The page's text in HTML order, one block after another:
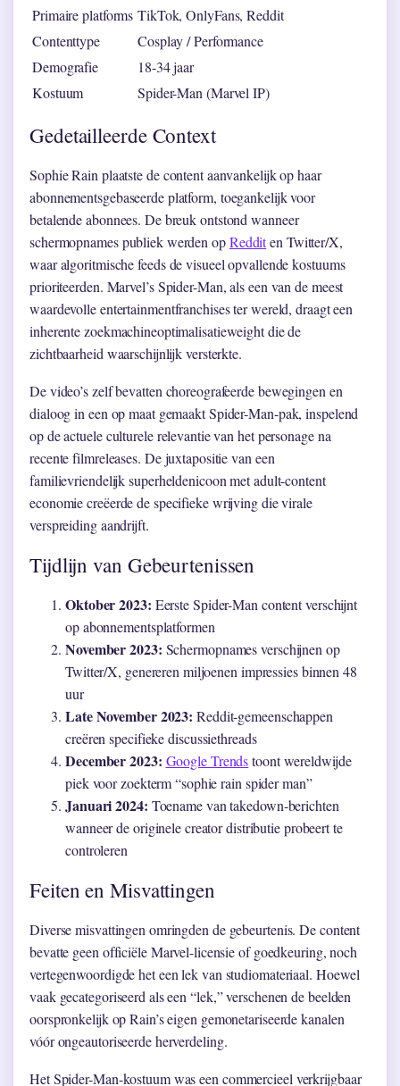
Primaire platforms TikTok, OnlyFans, Reddit
Contenttype
Cosplay / Performance
Demografie
18-34 jaar
Kostuum
Spider-Man (Marvel IP)
Gedetailleerde Context
Sophie Rain plaatste de content aanvankelijk op haar
abonnementsgebaseerde platform, toegankelijk voor
betalende abonnees. De breuk ontstond wanneer
schermopnames publiek werden opRedditen Twitter/X,
waar algoritmische feeds de visueel opvallende kostuums
prioriteerden. Marvel’s Spider-Man, als een van de meest
waardevolle entertainmentfranchises ter wereld, draagt een
inherente zoekmachineoptimalisatieweight die de
zichtbaarheid waarschijnlijk versterkte.
De video’s zelf bevatten choreografeerde bewegingen en
dialoog in een op maat gemaakt Spider-Man-pak, inspelend
op de actuele culturele relevantie van het personage na
recente filmreleases. De juxtapositie van een
familievriendelijk superheldenicoon met adult-content
economie creëerde de specifieke wrijving die virale
verspreiding aandrijft.
Tijdlijn van Gebeurtenissen
Oktober 2023: Eerste Spider-Man content verschijnt
op abonnementsplatformen
November 2023: Schermopnames verschijnen op
Twitter/X, genereren miljoenen impressies binnen 48
uur
Late November 2023: Reddit-gemeenschappen
creëren specifieke discussiethreads
December 2023: Google Trendstoont wereldwijde
piek voor zoekterm “sophie rain spider man”
Januari 2024: Toename van takedown-berichten
wanneer de originele creator distributie probeert te
controleren
Feiten en Misvattingen
Diverse misvattingen omringden de gebeurtenis. De content
bevatte geen officiële Marvel-licensie of goedkeuring, noch
vertegenwoordigde het een lek van studiomateriaal. Hoewel
vaak gecategoriseerd als een “lek,” verschenen de beelden
oorspronkelijk op Rain’s eigen gemonetariseerde kanalen
vóór ongeautoriseerde herverdeling.
Het Spider-Man-kostuum was een commercieel verkrijgbaar